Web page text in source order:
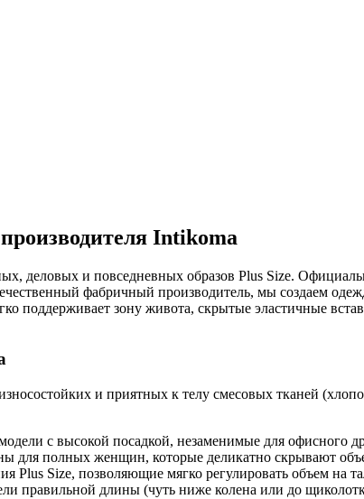
Intikoma
деловых и повседневных образов Plus Size.
фабричный производитель, мы создаем
поддерживает зону живота, скрытые эластичные
и приятных к телу смесовых тканей
с высокой посадкой, незаменимые для офисного
для полных женщин, которые деликатно скрывают
Plus Size, позволяющие мягко регулировать объем на
правильной длины (чуть ниже колена или до